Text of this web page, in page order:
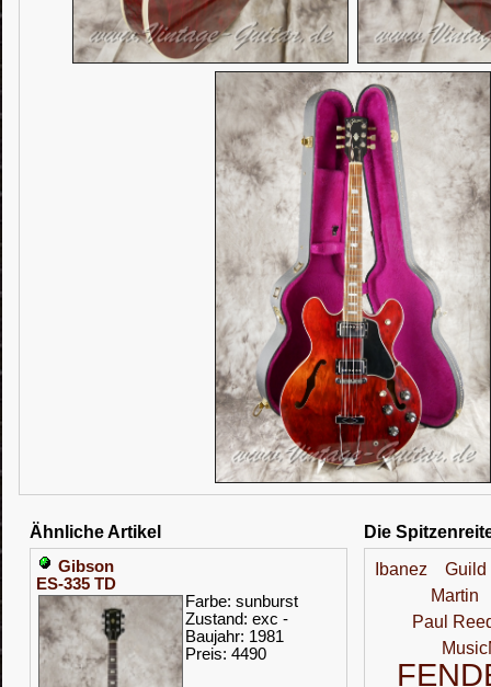
Ähnliche Artikel
Gibson
ES-335 TD
Farbe: sunburst
Zustand: exc -
Baujahr: 1981
Preis: 4490
Die
Ibanez
Guild
Martin
Paul